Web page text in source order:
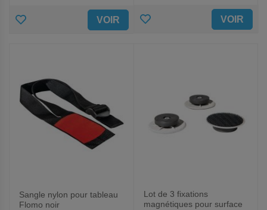
AJOUTER VOIR AJOUTER VOIR
Sangle nylon pour tableau
Flomo noir
Lot de 3 fixations
magnétiques pour surface